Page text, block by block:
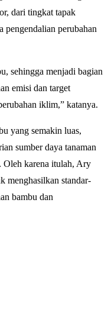
dari tingkat tapak
pengendalian perubahan
sehingga menjadi bagian
emisi dan target
iklim,” katanya.
yang semakin luas,
sumber daya tanaman
Oleh karena itulah, Ary
menghasilkan standar-
bambu dan